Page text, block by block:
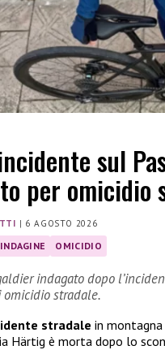
sul
per omicidio
| 6 AGOSTO 2026
INDAGINE OMICIDIO
indagato dopo
omicidio stradale.
stradale in
Härtig è morta dopo lo